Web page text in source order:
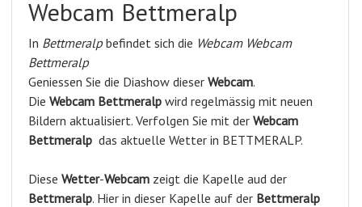
Webcam Bettmeralp
In Bettmeralpbefindet sich die Webcam Webcam
Bettmeralp
Geniessen Sie die Diashow dieser Webcam.
Die Webcam Bettmeralp wird regelmässig mit neuen
Bildern aktualisiert. Verfolgen Sie mit der Webcam
Bettmeralp das aktuelle Wetter in BETTMERALP.
Diese Wetter-Webcam zeigt die Kapelle aud der
Bettmeralp. Hier in dieser Kapelle auf der Bettmeralp